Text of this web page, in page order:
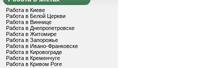
Работа в Киеве
Работа в Белой Церкви
Работа в Виннице
Работа в Днепропетровске
Работа в Житомире
Работа в Запорожье
Работа в Ивано-Франковске
Работа в Кировограде
Работа в Кременчуге
Работа в Кривом Роге